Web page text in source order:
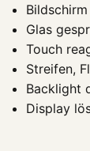
Glas
Touch
Streifen,
Backlight
Display